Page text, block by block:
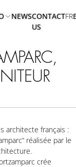
NEWSCONTACT
US
FR
architecte français :
réalisée par le
crée